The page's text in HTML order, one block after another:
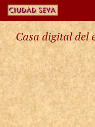
Casa digital del